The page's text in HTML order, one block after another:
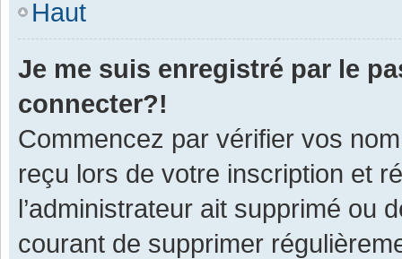
Haut
Je me suis enregistré par le
connecter?!
Commencez par vérifier vos
reçu lors de votre inscription et
l’administrateur ait supprimé ou
courant de supprimer